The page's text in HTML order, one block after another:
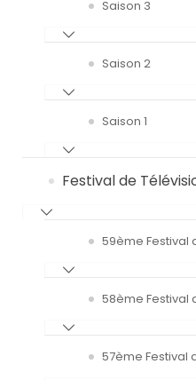
Saison 3
Saison 2
Saison 1
Festival de
59ème Festival
58ème Festival
57ème Festival